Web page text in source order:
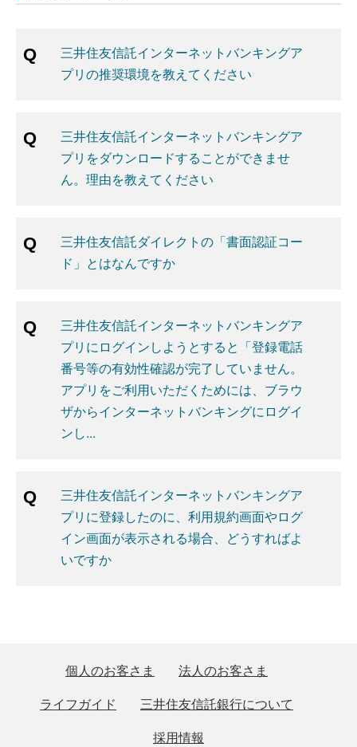
三井住友信託インターネットバンキングア
プリの推奨環境を教えてください
三井住友信託インターネットバンキングア
プリをダウンロードすることができませ
ん。理由を教えてください
三井住友信託ダイレクトの「書面認証コー
ド」とはなんですか
三井住友信託インターネットバンキングア
プリにログインしようとすると「登録電話
番号等の有効性確認が完了していません。
アプリをご利用いただくためには、ブラウ
ザからインターネットバンキングにログイ
ンし...
三井住友信託インターネットバンキングア
プリに登録したのに、利用規約画面やログ
イン画面が表示される場合、どうすればよ
いですか
個人のお客さま
法人のお客さま
ライフガイド
三井住友信託銀行について
採用情報